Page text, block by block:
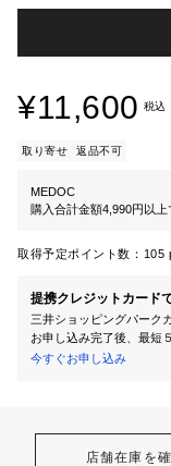
¥11,600 税込
取り寄せ 返品不可
MEDOC
購入合計金額4,990円以上
取得予定ポイント数： 105
提携クレジットカード
三井ショッピングパーク
お申し込み完了後、最短
今すぐお申し込み
店舗在庫を